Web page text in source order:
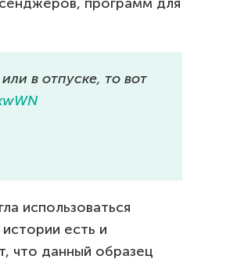
в отпуске, то вот
использоваться
есть и
что данный образец